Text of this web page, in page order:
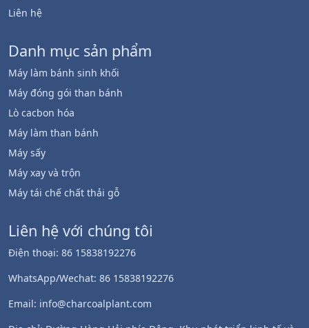
Liên hệ
Danh mục sản phẩm
Máy làm bánh sinh khối
Máy đóng gói than bánh
Lò cacbon hóa
Máy làm than bánh
Máy sấy
Máy xay và trộn
Máy tái chế chất thải gỗ
Liên hệ với chúng tôi
Điện thoại: 86 15838192276
WhatsApp/Wechat: 86 15838192276
Email: info@charcoalplant.com